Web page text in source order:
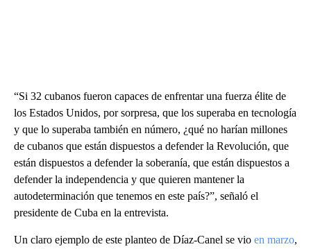
“Si 32 cubanos fueron capaces de enfrentar una fuerza élite de
los Estados Unidos, por sorpresa, que los superaba en tecnología
y que lo superaba también en número, ¿qué no harían millones
de cubanos que están dispuestos a defender la Revolución, que
están dispuestos a defender la soberanía, que están dispuestos a
defender la independencia y que quieren mantener la
autodeterminación que tenemos en este país?”, señaló el
presidente de Cuba en la entrevista.
Un claro ejemplo de este planteo de Díaz-Canel se vio en marzo,